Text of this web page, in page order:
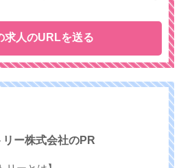
求人のURLを送る
ー株式会社のPR